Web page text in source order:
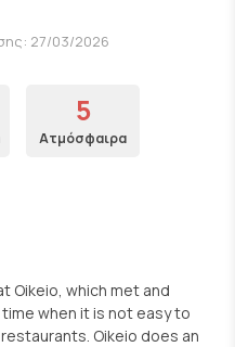
27/03/2026
5
Ατμόσφαιρα
Oikeio, which met and
when it is not easy to
Oikeio does an